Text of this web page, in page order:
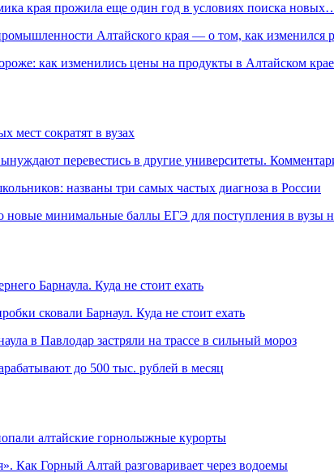
края прожила еще один год в условиях поиска
Алтайского края — о том, как изменился
как изменились цены на продукты в Алтайском
мест сократят в вузах
перевестись в другие университеты.
названы три самых частых диагноза в России
новые минимальные баллы ЕГЭ для поступления в вузы
Барнаула. Куда не стоит ехать
сковали Барнаул. Куда не стоит ехать
в Павлодар застряли на трассе в сильный мороз
до 500 тыс. рублей в месяц
алтайские горнолыжные курорты
Как Горный Алтай разговаривает через водоемы